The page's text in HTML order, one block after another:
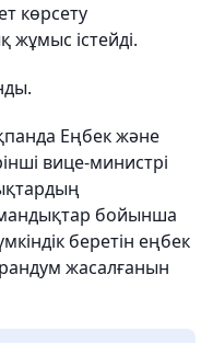
көрсету
жұмыс істейді.
Еңбек және
вице-министрі
бойынша
беретін еңбек
жасалғанын